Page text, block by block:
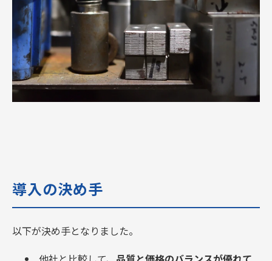
導入の決め手
以下が決め手となりました。